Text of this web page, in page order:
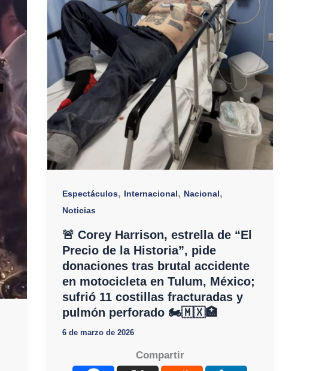
Espectáculos, Internacional, Nacional,
Noticias
🚨 Corey Harrison, estrella de “El
Precio de la Historia”, pide
donaciones tras brutal accidente
en motocicleta en Tulum, México;
sufrió 11 costillas fracturadas y
pulmón perforado 🏍️🇲🇽🏥
6 de marzo de 2026
Compartir